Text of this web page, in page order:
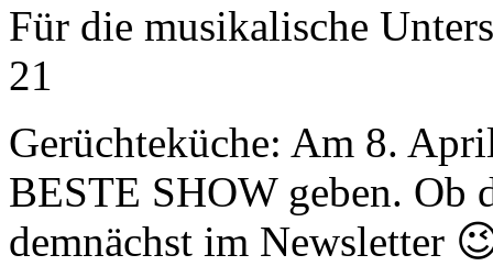
Für die musikalische
21
Gerüchteküche: Am 8.
BESTE SHOW geben. Ob
demnächst im Newsletter